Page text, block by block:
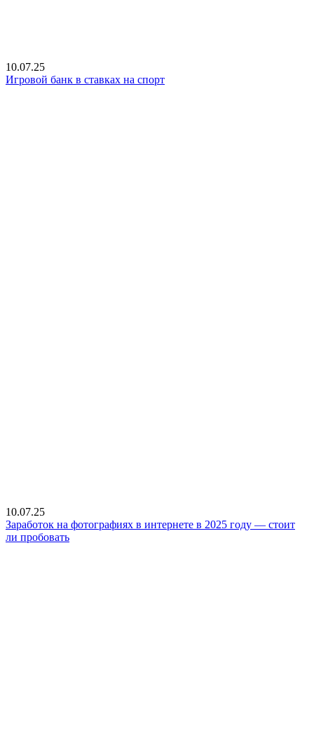
10.07.25
Игровой банк в ставках на спорт
10.07.25
Заработок на фотографиях в интернете в 2025 году — стоит
ли пробовать